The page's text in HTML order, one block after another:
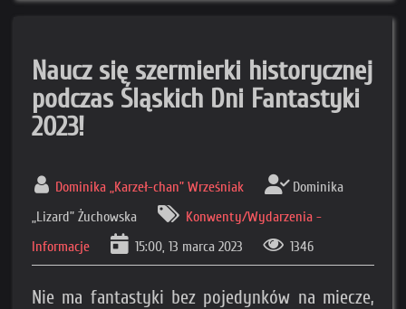
Naucz się szermierki historycznej
podczas Śląskich Dni Fantastyki
2023!
Dominika „Karzeł-chan” Wrześniak
Dominika
„Lizard” Żuchowska
Konwenty/Wydarzenia -
Informacje
15:00, 13 marca 2023 1346
Nie ma fantastyki bez pojedynków na miecze,